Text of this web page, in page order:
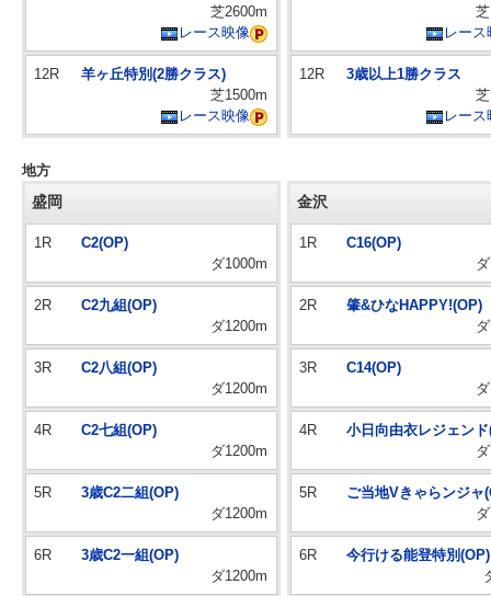
芝2600m
レース映像
12R
羊ヶ丘特別(2勝クラス)
芝1500m
レース映像
レース
12R
3歳以上1勝クラス
レース
地方
盛岡
1R
C2(OP)
ダ1000m
2R
C2九組(OP)
ダ1200m
3R
C2八組(OP)
ダ1200m
4R
C2七組(OP)
ダ1200m
5R
3歳C2二組(OP)
ダ1200m
6R
3歳C2一組(OP)
ダ1200m
金沢
1R
C16(OP)
2R
肇&ひなHAPPY!(OP)
3R
C14(OP)
4R
小日向由衣レジェン
5R
ご当地Vきゃらンジャ
6R
今行ける能登特別(OP)